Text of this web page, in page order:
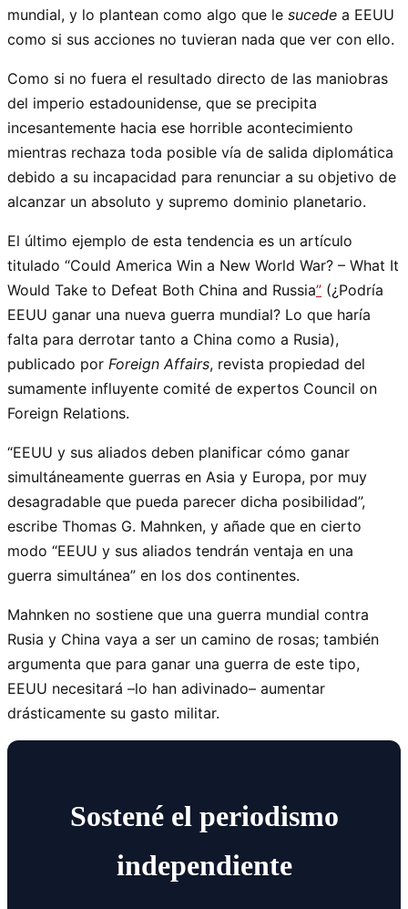
mundial, y lo plantean como algo que le sucede a EEUU
como si sus acciones no tuvieran nada que ver con ello.
Como si no fuera el resultado directo de las maniobras
del imperio estadounidense, que se precipita
incesantemente hacia ese horrible acontecimiento
mientras rechaza toda posible vía de salida diplomática
debido a su incapacidad para renunciar a su objetivo de
alcanzar un absoluto y supremo dominio planetario.
El último ejemplo de esta tendencia es un artículo
titulado “Could America Win a New World War? – What It
Would Take to Defeat Both China and Russia” (¿Podría
EEUU ganar una nueva guerra mundial? Lo que haría
falta para derrotar tanto a China como a Rusia),
publicado por Foreign Affairs, revista propiedad del
sumamente influyente comité de expertos Council on
Foreign Relations.
“EEUU y sus aliados deben planificar cómo ganar
simultáneamente guerras en Asia y Europa, por muy
desagradable que pueda parecer dicha posibilidad”,
escribe Thomas G. Mahnken, y añade que en cierto
modo “EEUU y sus aliados tendrán ventaja en una
guerra simultánea” en los dos continentes.
Mahnken no sostiene que una guerra mundial contra
Rusia y China vaya a ser un camino de rosas; también
argumenta que para ganar una guerra de este tipo,
EEUU necesitará –lo han adivinado– aumentar
drásticamente su gasto militar.
Sostené el periodismo
independiente